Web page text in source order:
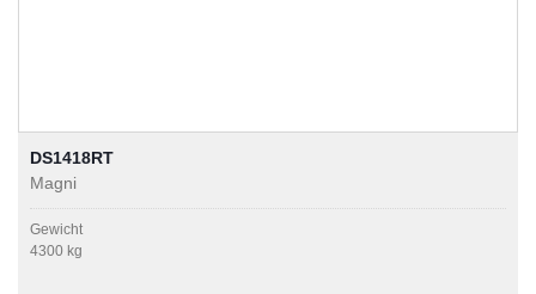
DS1418RT
Magni
Gewicht
4300 kg